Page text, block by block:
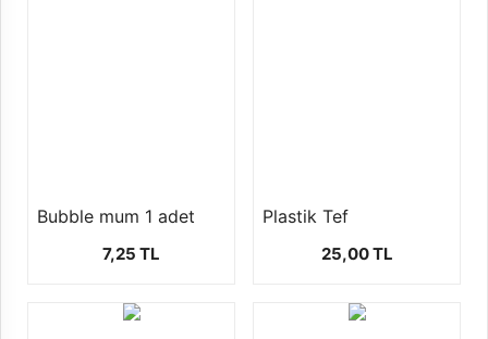
Bubble mum 1 adet
7,25 TL
Plastik Tef
25,00 TL